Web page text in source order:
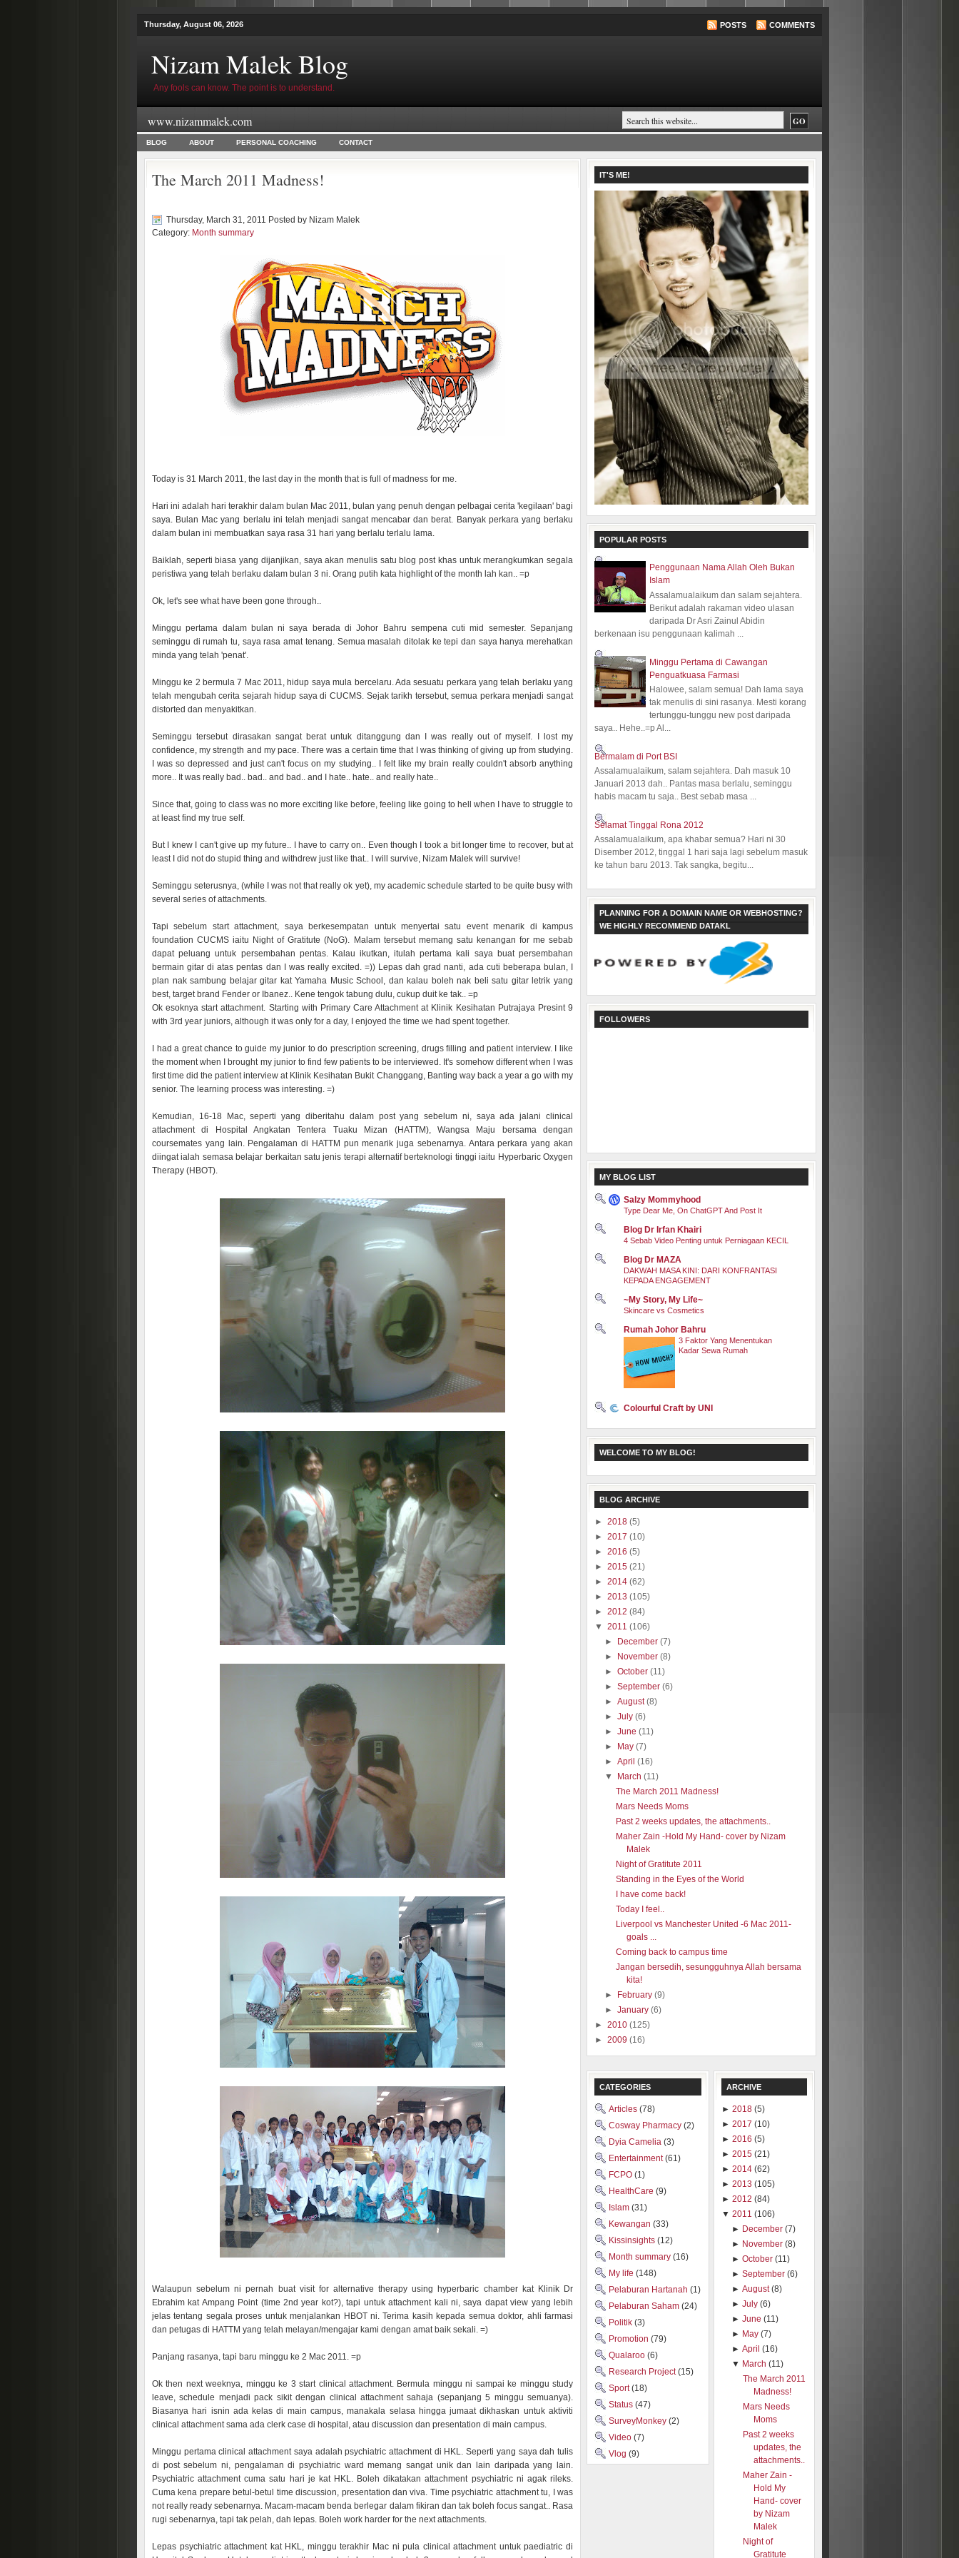
Thursday, August 06, 2026 POSTS COMMENTS
Nizam Malek Blog
Any fools can know. The point is to understand.
www.nizammalek.com
BLOG ABOUT PERSONAL COACHING CONTACT
The March 2011 Madness!
Thursday, March 31, 2011 Posted by Nizam Malek
Category: Month summary
Today is 31 March 2011, the last day in the month that is full of madness for me.
Hari ini adalah hari terakhir dalam bulan Mac 2011, bulan yang penuh dengan pelbagai cerita 'kegilaan' bagi
saya. Bulan Mac yang berlalu ini telah menjadi sangat mencabar dan berat. Banyak perkara yang berlaku
dalam bulan ini membuatkan saya rasa 31 hari yang berlalu terlalu lama.
Baiklah, seperti biasa yang dijanjikan, saya akan menulis satu blog post khas untuk merangkumkan segala
peristiwa yang telah berlaku dalam bulan 3 ni. Orang putih kata highlight of the month lah kan.. =p
Ok, let's see what have been gone through..
Minggu pertama dalam bulan ni saya berada di Johor Bahru sempena cuti mid semester. Sepanjang
seminggu di rumah tu, saya rasa amat tenang. Semua masalah ditolak ke tepi dan saya hanya merehatkan
minda yang telah 'penat'.
Minggu ke 2 bermula 7 Mac 2011, hidup saya mula bercelaru. Ada sesuatu perkara yang telah berlaku yang
telah mengubah cerita sejarah hidup saya di CUCMS. Sejak tarikh tersebut, semua perkara menjadi sangat
distorted dan menyakitkan.
Seminggu tersebut dirasakan sangat berat untuk ditanggung dan I was really out of myself. I lost my
confidence, my strength and my pace. There was a certain time that I was thinking of giving up from studying.
I was so depressed and just can't focus on my studying.. I felt like my brain really couldn't absorb anything
more.. It was really bad.. bad.. and bad.. and I hate.. hate.. and really hate..
Since that, going to class was no more exciting like before, feeling like going to hell when I have to struggle to
at least find my true self.
But I knew I can't give up my future.. I have to carry on.. Even though I took a bit longer time to recover, but at
least I did not do stupid thing and withdrew just like that.. I will survive, Nizam Malek will survive!
Seminggu seterusnya, (while I was not that really ok yet), my academic schedule started to be quite busy with
several series of attachments.
Tapi sebelum start attachment, saya berkesempatan untuk menyertai satu event menarik di kampus
foundation CUCMS iaitu Night of Gratitute (NoG). Malam tersebut memang satu kenangan for me sebab
dapat peluang untuk persembahan pentas. Kalau ikutkan, itulah pertama kali saya buat persembahan
bermain gitar di atas pentas dan I was really excited. =)) Lepas dah grad nanti, ada cuti beberapa bulan, I
plan nak sambung belajar gitar kat Yamaha Music School, dan kalau boleh nak beli satu gitar letrik yang
best, target brand Fender or Ibanez.. Kene tengok tabung dulu, cukup duit ke tak.. =p
Ok esoknya start attachment. Starting with Primary Care Attachment at Klinik Kesihatan Putrajaya Presint 9
with 3rd year juniors, although it was only for a day, I enjoyed the time we had spent together.
I had a great chance to guide my junior to do prescription screening, drugs filling and patient interview. I like
the moment when I brought my junior to find few patients to be interviewed. It's somehow different when I was
first time did the patient interview at Klinik Kesihatan Bukit Changgang, Banting way back a year a go with my
senior. The learning process was interesting. =)
Kemudian, 16-18 Mac, seperti yang diberitahu dalam post yang sebelum ni, saya ada jalani clinical
attachment di Hospital Angkatan Tentera Tuaku Mizan (HATTM), Wangsa Maju bersama dengan
coursemates yang lain. Pengalaman di HATTM pun menarik juga sebenarnya. Antara perkara yang akan
diingat ialah semasa belajar berkaitan satu jenis terapi alternatif berteknologi tinggi iaitu Hyperbaric Oxygen
Therapy (HBOT).
Walaupun sebelum ni pernah buat visit for alternative therapy using hyperbaric chamber kat Klinik Dr
Ebrahim kat Ampang Point (time 2nd year kot?), tapi untuk attachment kali ni, saya dapat view yang lebih
jelas tentang segala proses untuk menjalankan HBOT ni. Terima kasih kepada semua doktor, ahli farmasi
dan petugas di HATTM yang telah melayan/mengajar kami dengan amat baik sekali. =)
Panjang rasanya, tapi baru minggu ke 2 Mac 2011. =p
Ok then next weeknya, minggu ke 3 start clinical attachment. Bermula minggu ni sampai ke minggu study
leave, schedule menjadi pack sikit dengan clinical attachment sahaja (sepanjang 5 minggu semuanya).
Biasanya hari isnin ada kelas di main campus, manakala selasa hingga jumaat dikhaskan untuk aktiviti
clinical attachment sama ada clerk case di hospital, atau discussion dan presentation di main campus.
Minggu pertama clinical attachment saya adalah psychiatric attachment di HKL. Seperti yang saya dah tulis
di post sebelum ni, pengalaman di psychiatric ward memang sangat unik dan lain daripada yang lain.
Psychiatric attachment cuma satu hari je kat HKL. Boleh dikatakan attachment psychiatric ni agak rileks.
Cuma kena prepare betul-betul time discussion, presentation dan viva. Time psychiatric attachment tu, I was
not really ready sebenarnya. Macam-macam benda berlegar dalam fikiran dan tak boleh focus sangat.. Rasa
rugi sebenarnya, tapi tak pelah, dah lepas. Boleh work harder for the next attachments.
Lepas psychiatric attachment kat HKL, minggu terakhir Mac ni pula clinical attachment untuk paediatric di
IT'S ME!
POPULAR POSTS
Penggunaan Nama Allah Oleh Bukan
Islam
Assalamualaikum dan salam sejahtera.
Berikut adalah rakaman video ulasan
daripada Dr Asri Zainul Abidin
berkenaan isu penggunaan kalimah ...
Minggu Pertama di Cawangan
Penguatkuasa Farmasi
Halowee, salam semua! Dah lama saya
tak menulis di sini rasanya. Mesti korang
tertunggu-tunggu new post daripada
saya.. Hehe..=p Al...
Bermalam di Port BSI
Assalamualaikum, salam sejahtera. Dah masuk 10
Januari 2013 dah.. Pantas masa berlalu, seminggu
habis macam tu saja.. Best sebab masa ...
Selamat Tinggal Rona 2012
Assalamualaikum, apa khabar semua? Hari ni 30
Disember 2012, tinggal 1 hari saja lagi sebelum masuk
ke tahun baru 2013. Tak sangka, begitu...
PLANNING FOR A DOMAIN NAME OR WEBHOSTING?
WE HIGHLY RECOMMEND DATAKL
FOLLOWERS
MY BLOG LIST
Salzy Mommyhood
Type Dear Me, On ChatGPT And Post It
Blog Dr Irfan Khairi
4 Sebab Video Penting untuk Perniagaan KECIL
Blog Dr MAZA
DAKWAH MASA KINI: DARI KONFRANTASI
KEPADA ENGAGEMENT
~My Story, My Life~
Skincare vs Cosmetics
Rumah Johor Bahru
3 Faktor Yang Menentukan
Kadar Sewa Rumah
Colourful Craft by UNI
WELCOME TO MY BLOG!
BLOG ARCHIVE
► 2018 (5)
► 2017 (10)
► 2016 (5)
► 2015 (21)
► 2014 (62)
► 2013 (105)
► 2012 (84)
▼ 2011 (106)
► December(7)
► November(8)
►October(11)
►September(6)
►August(8)
►July(6)
►June(11)
► May(7)
►April(16)
▼ March(11)
The March 2011 Madness!
Mars Needs Moms
Past 2 weeks updates, the attachments..
Maher Zain -Hold My Hand- cover by Nizam
Malek
Night of Gratitute 2011
Standing in the Eyes of the World
I have come back!
Today I feel..
Liverpool vs Manchester United -6 Mac 2011-
goals ...
Coming back to campus time
Jangan bersedih, sesungguhnya Allah bersama
kita!
► February(9)
►January(6)
► 2010 (125)
► 2009 (16)
CATEGORIES
Articles (78)
Cosway Pharmacy (2)
Dyia Camelia (3)
Entertainment(61)
FCPO (1)
HealthCare (9)
Islam (31)
Kewangan (33)
Kissinsights (12)
Month summary (16)
My life (148)
Pelaburan Hartanah (1)
Pelaburan Saham (24)
Politik (3)
Promotion (79)
Qualaroo (6)
Research Project(15)
Sport(18)
Status (47)
SurveyMonkey (2)
Video (7)
Vlog (9)
ARCHIVE
► 2018 (5)
► 2017 (10)
► 2016 (5)
► 2015 (21)
► 2014 (62)
► 2013 (105)
► 2012 (84)
▼ 2011 (106)
► December (7)
► November (8)
►October (11)
►September (6)
►August (8)
►July (6)
►June (11)
► May (7)
►April (16)
▼ March (11)
The March 2011
Madness!
Mars Needs
Moms
Past 2 weeks
updates, the
attachments..
Maher Zain -
Hold My
Hand- cover
by Nizam
Malek
Night of
Gratitute